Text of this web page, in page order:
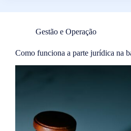
Gestão e Operação
Como funciona a parte jurídica na